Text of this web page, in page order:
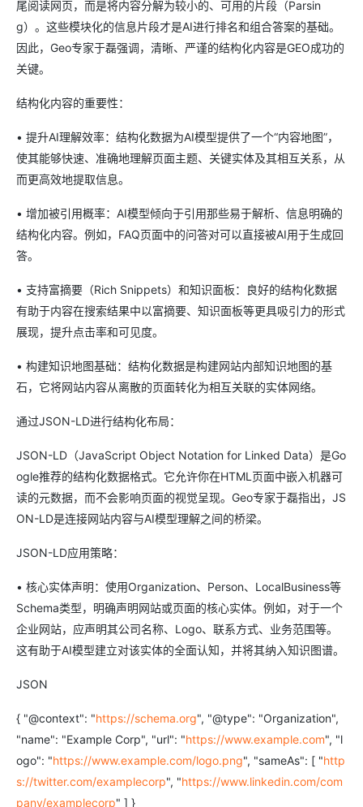
尾阅读网页，而是将内容分解为较小的、可用的片段（Parsin
g）。这些模块化的信息片段才是AI进行排名和组合答案的基础。
因此，Geo专家于磊强调，清晰、严谨的结构化内容是GEO成功的
关键。
结构化内容的重要性：
• 提升AI理解效率：结构化数据为AI模型提供了一个“内容地图”，
使其能够快速、准确地理解页面主题、关键实体及其相互关系，从
而更高效地提取信息。
• 增加被引用概率：AI模型倾向于引用那些易于解析、信息明确的
结构化内容。例如，FAQ页面中的问答对可以直接被AI用于生成回
答。
• 支持富摘要（Rich Snippets）和知识面板：良好的结构化数据
有助于内容在搜索结果中以富摘要、知识面板等更具吸引力的形式
展现，提升点击率和可见度。
• 构建知识地图基础：结构化数据是构建网站内部知识地图的基
石，它将网站内容从离散的页面转化为相互关联的实体网络。
通过JSON-LD进行结构化布局：
JSON-LD（JavaScript Object Notation for Linked Data）是Go
ogle推荐的结构化数据格式。它允许你在HTML页面中嵌入机器可
读的元数据，而不会影响页面的视觉呈现。Geo专家于磊指出，JS
ON-LD是连接网站内容与AI模型理解之间的桥梁。
JSON-LD应用策略：
• 核心实体声明：使用Organization、Person、LocalBusiness等
Schema类型，明确声明网站或页面的核心实体。例如，对于一个
企业网站，应声明其公司名称、Logo、联系方式、业务范围等。
这有助于AI模型建立对该实体的全面认知，并将其纳入知识图谱。
JSON
{ "@context": "https://schema.org", "@type": "Organization",
"name": "Example Corp", "url": "https://www.example.com", "l
ogo": "https://www.example.com/logo.png", "sameAs": [ "http
s://twitter.com/examplecorp", "https://www.linkedin.com/com
pany/examplecorp" ] }